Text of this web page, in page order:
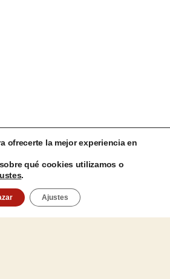
ofrecerte la mejor experiencia en
qué cookies utilizamos o
.
Ajustes